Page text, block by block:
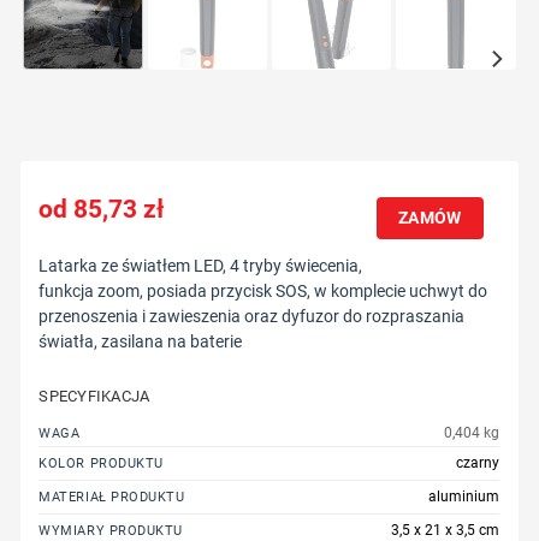
85,73zł ZAMÓW
Latarka ze światłem LED, 4 tryby świecenia,
funkcja zoom, posiada przycisk SOS, w komplecie uchwyt do
przenoszenia i zawieszenia oraz dyfuzor do rozpraszania
światła, zasilana na baterie
SPECYFIKACJA
WAGA 0,404 kg
KOLOR PRODUKTU czarny
MATERIAŁ PRODUKTU aluminium
WYMIARY PRODUKTU 3,5 x 21 x 3,5 cm